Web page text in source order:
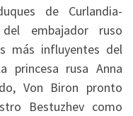
de Curlandia-
embajador ruso
más influyentes del
princesa rusa Anna
Von Biron pronto
Bestuzhev como